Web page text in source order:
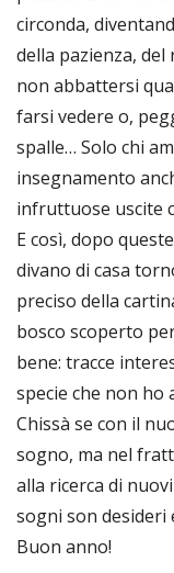
circonda,
della pazienza,
non abbattersi
farsi vedere o,
spalle… Solo chi
insegnamento
infruttuose uscite
E così, dopo
divano di casa
preciso della
bosco scoperto
bene: tracce
specie che non ho
Chissà se con il
sogno, ma nel
alla ricerca di
sogni son desideri
Buon anno!